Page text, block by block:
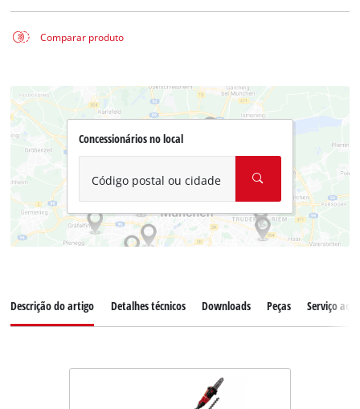
Comparar produto
Concessionários no local
Código postal ou cidade
Descrição do artigo Detalhes técnicos Downloads Peças Serviço ao